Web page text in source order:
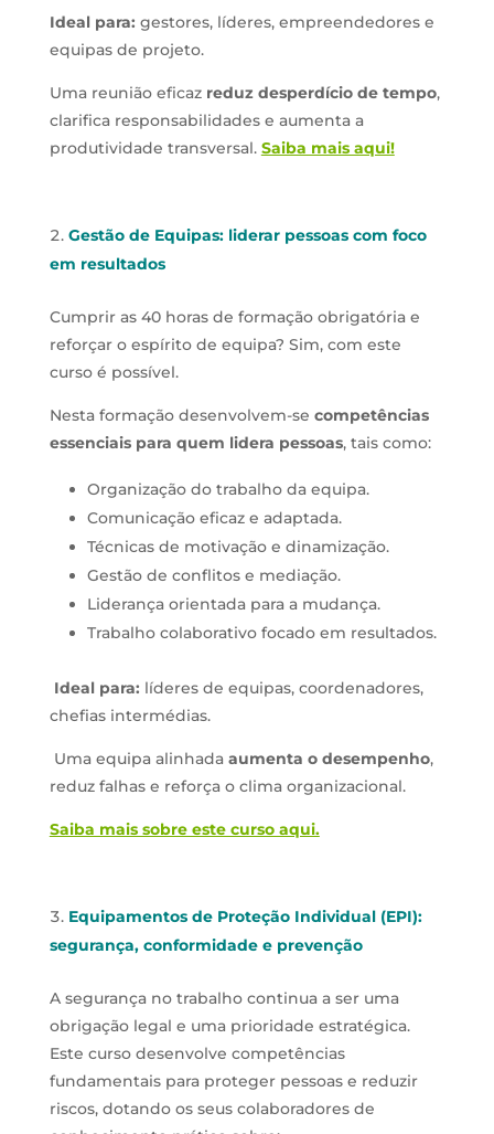
Ideal para: gestores, líderes, empreendedores e
equipas de projeto.
Uma reunião eficaz reduz desperdício de tempo,
clarifica responsabilidades e aumenta a
produtividade transversal. Saiba mais aqui!
Gestão de Equipas: liderar pessoas com foco
em resultados
Cumprir as 40 horas de formação obrigatória e
reforçar o espírito de equipa? Sim, com este
curso é possível.
Nesta formação desenvolvem-se competências
essenciais para quem lidera pessoas, tais como:
Organização do trabalho da equipa.
Comunicação eficaz e adaptada.
Técnicas de motivação e dinamização.
Gestão de conflitos e mediação.
Liderança orientada para a mudança.
Trabalho colaborativo focado em resultados.
Ideal para: líderes de equipas, coordenadores,
chefias intermédias.
Uma equipa alinhada aumenta o desempenho,
reduz falhas e reforça o clima organizacional.
Saiba mais sobre este curso aqui.
Equipamentos de Proteção Individual (EPI):
segurança, conformidade e prevenção
A segurança no trabalho continua a ser uma
obrigação legal e uma prioridade estratégica.
Este curso desenvolve competências
fundamentais para proteger pessoas e reduzir
riscos, dotando os seus colaboradores de